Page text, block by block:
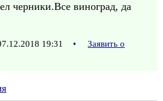
черники.Все виноград, да
19:31 •
Заявить о